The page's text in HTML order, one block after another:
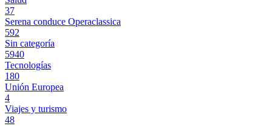
37
Serena conduce Operaclassica
592
Sin categoría
5940
Tecnologías
180
Unión Europea
4
Viajes y turismo
48